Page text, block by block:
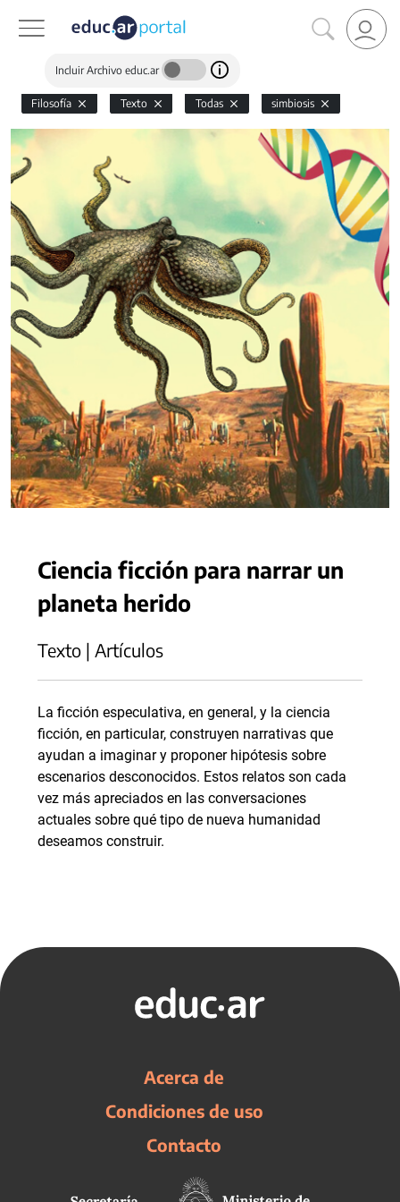
Incluir Archivo educ.ar
Filosofía Texto Todas simbiosis
Ciencia ficción para narrar un
planeta herido
Texto | Artículos
La ficción especulativa, en general, y la ciencia
ficción, en particular, construyen narrativas que
ayudan a imaginar y proponer hipótesis sobre
escenarios desconocidos. Estos relatos son cada
vez más apreciados en las conversaciones
actuales sobre qué tipo de nueva humanidad
deseamos construir.
Acerca de
Condiciones de uso
Contacto